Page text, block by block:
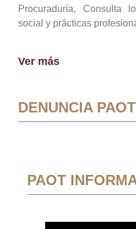
Procuraduría, Consulta
social y prácticas
Ver más
DENUNCIA PAOT
PAOT